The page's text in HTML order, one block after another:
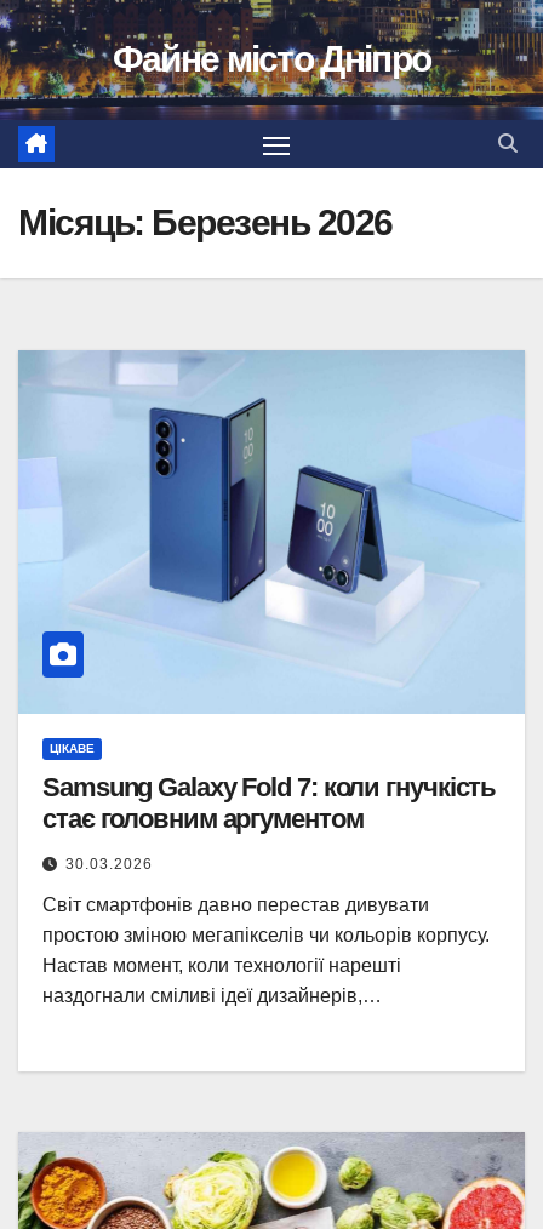
Перейти
до
вмісту
Файне місто Дніпро
Місяць: Березень 2026
ЦІКАВЕ
Samsung Galaxy Fold 7: коли гнучкість
стає головним аргументом
30.03.2026
Світ смартфонів давно перестав дивувати
простою зміною мегапікселів чи кольорів корпусу.
Настав момент, коли технології нарешті
наздогнали сміливі ідеї дизайнерів,…